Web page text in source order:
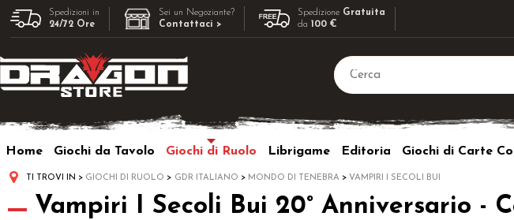
Spedizioni in
24/72 Ore
Sei un Negoziante?
Contattaci >
Spedizione Gratuita
da100 €
Home Giochi da Tavolo Giochi di Ruolo Librigame Editoria Giochi di Carte
TI TROVI IN GIOCHI DI RUOLO GDR ITALIANO MONDO DI TENEBRA VAMPIRI I SECOLI BUI
Vampiri I Secoli Bui 20° Anniversario -